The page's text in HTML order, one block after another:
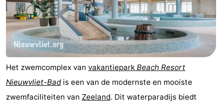
doen
-
Musea
Molens
-
Het zwemcomplex van vakantiepark Beach Resort
Nieuwvliet-Badis een van de modernste en mooiste
zwemfaciliteiten van Zeeland. Dit waterparadijs biedt